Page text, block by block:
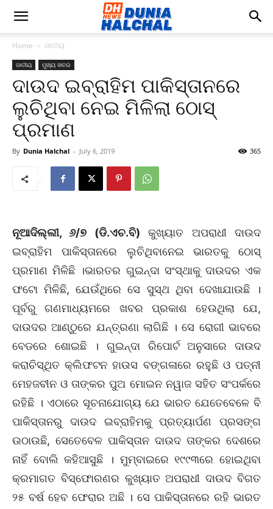
Home ଜାତୀୟ
ଜାତୀୟ ମୁଖ୍ୟ ଖବର
ଦାଉଦ ଇବ୍ରାହିମ ପାକିସ୍ତାନରେ
ଲୁଚିଥିବା ନେଇ ମିଳିଲା ଠୋସ୍
ପ୍ରମାଣ
By Dunia Halchal - July 6, 2019 365
ନୂଆଦିଲ୍ଲୀ, ୬/୭ (ଡି.ଏଚ.ବି) କୁଖ୍ୟାତ ଅପରାଧୀ ଦାଉଦ
ଇବ୍ରାହିମ ପାକିସ୍ତାନରେ ଲୁଚିଥିବାନେଇ ଭାରତକୁ ଠୋସ୍
ପ୍ରମାଣ ମିଳିଛି ।ଭାରତର ଗୁଇନ୍ଦା ସଂସ୍ଥାକୁ ଦାଉଦର ଏକ
ଫଟୋ ମିଳିଛି, ଯେଉଁଥିରେ ସେ ସୁସ୍ଥ ଥିବା ଦେଖାଯାଉଛି ।
ପୂର୍ବରୁ ଗଣମାଧ୍ୟମରେ ଖବର ପ୍ରକାଶ ହେଉଥିଲା ଯେ,
ଦାଉଦର ଆଣ୍ଠୁରେ ଯନ୍ତ୍ରଣା ଲାଗିଛି । ସେ ରୋଗୀ ଭାବରେ
ବେଡରେ ଶୋଇଛି । ଗୁଇନ୍ଦା ରିପୋର୍ଟ ଅନୁସାରେ ଦାଉଦ
କରାଚିସ୍ଥିତ କ୍ଲିଫଟନ ହାଉସ ବଙ୍ଗଳାରେ ରହୁଛି ଓ ପତ୍ନୀ
ମେହଜବୀନ ଓ ତାଙ୍କର ପୁଅ ମୋଇନ ନୱାଜ ସହିତ ସଂପର୍କରେ
ରହିଛି । ଏଠାରେ ସୂଚନାଯୋଗ୍ୟ ଯେ ଭାରତ ଯେତେବେଳେ ବି
ପାକିସ୍ତାନରୁ ଦାଉଦ ଇବ୍ରାହିମକୁ ପ୍ରତ୍ୟାର୍ପଣ ପ୍ରସଙ୍ଗ
ଉଠାଉଛି, ସେତେବେଳ ପାକିସ୍ତାନ ଦାଉଦ ତାଙ୍କର ଦେଶରେ
ନାହିଁ ବୋଲି କହିଆସୁଛି । ମୁମ୍ବାଇରେ ୧୯୯୩ରେ ହୋଇଥିବା
କ୍ରମାଗତ ବିସ୍ଫୋରଣର କୁଖ୍ୟାତ ଅପରାଧୀ ଦାଉଦ ବିଗତ
୨୫ ବର୍ଷ ହେବ ଫେରାର ଅଛି । ସେ ପାକିସ୍ତାନରେ ରହି ଭାରତ